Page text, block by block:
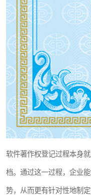
软件著作权登记过程本身
档。通过这一过程，企业
势，从而更有针对性地制